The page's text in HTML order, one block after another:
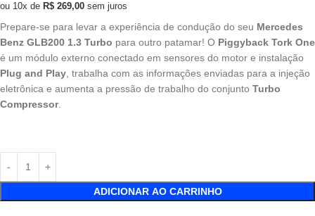
ou 10x de R$ 269,00 sem juros
Prepare-se para levar a experiência de condução do seu Mercedes
Benz GLB200 1.3 Turbo para outro patamar! O Piggyback Tork One
é um módulo externo conectado em sensores do motor e instalação
Plug and Play, trabalha com as informações enviadas para a injeção
eletrônica e aumenta a pressão de trabalho do conjunto Turbo
Compressor.
ADICIONAR AO CARRINHO